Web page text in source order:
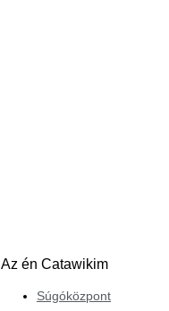
Az én Catawikim
Súgóközpont